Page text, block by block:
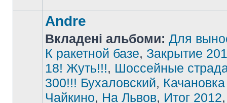
Andre
Вкладені альбоми: Для
К ракетной базе, Закрытие
18! Жуть!!!, Шоссейные
300!!! Бухаловский,
Чайкино, На Львов, Итог 2012